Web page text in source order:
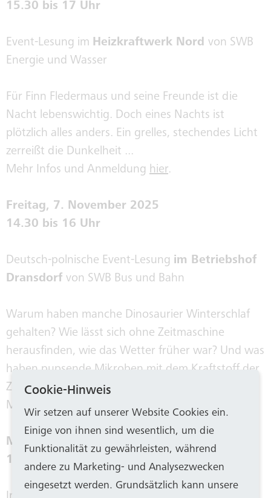
SEPA
15.30 bis 17 Uhr
Event-Lesung im Heizkraftwerk Nord von SWB
Energie und Wasser
Für Finn Fledermaus und seine Freunde ist die
Nacht lebenswichtig. Doch eines Nachts ist
plötzlich alles anders. Ein grelles, stechendes Licht
zerreißt die Dunkelheit ...
Mehr Infos und Anmeldung hier.
Freitag, 7. November 2025
14.30 bis 16 Uhr
Deutsch-polnische Event-Lesung im Betriebshof
Dransdorf von SWB Bus und Bahn
Warum haben manche Dinosaurier Winterschlaf
gehalten? Wie lässt sich ohne Zeitmaschine
herausfinden, wie das Wetter früher war? Und was
haben pupsende Mikroben mit dem Kraftstoff der
Zukunft zu tun?...
Mehr Infos und Anmeldung hier
Mittwoch, 12. November 2025
11 bis 12.30 Uhr
Cookie-Hinweis
Wir setzen auf unserer Website Cookies ein.
Einige von ihnen sind wesentlich, um die
Funktionalität zu gewährleisten, während
andere zu Marketing- und Analysezwecken
eingesetzt werden. Grundsätzlich kann unsere